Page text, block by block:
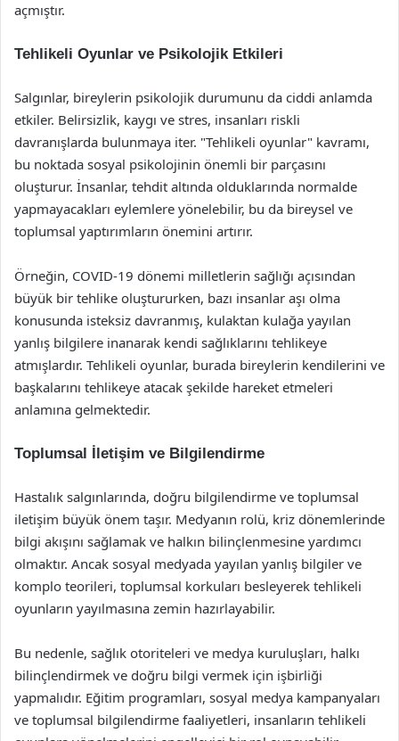
açmıştır.
Tehlikeli Oyunlar ve Psikolojik Etkileri
Salgınlar, bireylerin psikolojik durumunu da ciddi anlamda
etkiler. Belirsizlik, kaygı ve stres, insanları riskli
davranışlarda bulunmaya iter. "Tehlikeli oyunlar" kavramı,
bu noktada sosyal psikolojinin önemli bir parçasını
oluşturur. İnsanlar, tehdit altında olduklarında normalde
yapmayacakları eylemlere yönelebilir, bu da bireysel ve
toplumsal yaptırımların önemini artırır.
Örneğin, COVID-19 dönemi milletlerin sağlığı açısından
büyük bir tehlike oluştururken, bazı insanlar aşı olma
konusunda isteksiz davranmış, kulaktan kulağa yayılan
yanlış bilgilere inanarak kendi sağlıklarını tehlikeye
atmışlardır. Tehlikeli oyunlar, burada bireylerin kendilerini ve
başkalarını tehlikeye atacak şekilde hareket etmeleri
anlamına gelmektedir.
Toplumsal İletişim ve Bilgilendirme
Hastalık salgınlarında, doğru bilgilendirme ve toplumsal
iletişim büyük önem taşır. Medyanın rolü, kriz dönemlerinde
bilgi akışını sağlamak ve halkın bilinçlenmesine yardımcı
olmaktır. Ancak sosyal medyada yayılan yanlış bilgiler ve
komplo teorileri, toplumsal korkuları besleyerek tehlikeli
oyunların yayılmasına zemin hazırlayabilir.
Bu nedenle, sağlık otoriteleri ve medya kuruluşları, halkı
bilinçlendirmek ve doğru bilgi vermek için işbirliği
yapmalıdır. Eğitim programları, sosyal medya kampanyaları
ve toplumsal bilgilendirme faaliyetleri, insanların tehlikeli